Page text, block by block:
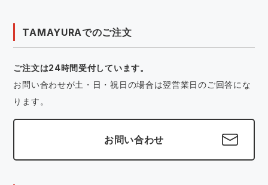
TAMAYURAでのご注文
ご注文は24時間受付しています。
お問い合わせが土・日・祝日の場合は翌営業日のご回答にな
ります。
お問い合わせ